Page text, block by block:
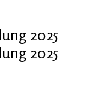
2025
2025